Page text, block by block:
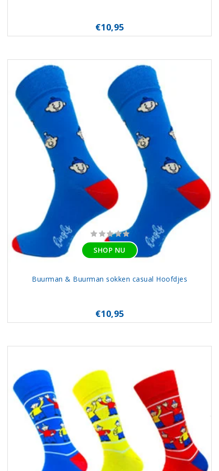
€10,95
SHOP NU
Buurman & Buurman sokken casual Hoofdjes
€10,95